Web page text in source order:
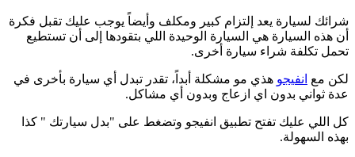
شرائك لسيارة يعد إلتزام كبير ومكلف وأيضاً يوجب عليك تقبل فكرة
أن هذه السيارة هي السيارة الوحيدة اللي بتقودها إلى أن تستطيع
تحمل تكلفة شراء سيارة أخرى.
لكن مع انفيجو هذي مو مشكلة أبداً، تقدر تبدل أي سيارة بأخرى في
عدة ثواني بدون اي ازعاج وبدون أي مشاكل.
كل اللي عليك تفتح تطبيق انفيجو وتضغط على "بدل سيارتك " كذا
بهذه السهولة.